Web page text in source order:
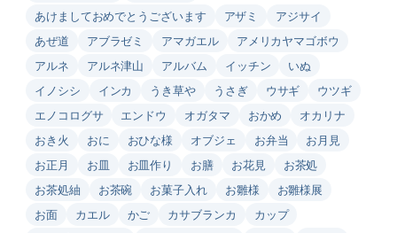
あけましておめでとうございます
アザミ
アジサイ
あぜ道
アブラゼミ アマガエル
アメリカヤマゴボウ
アルネ
アルネ津山 アルバム イッチン
いぬ
イノシシ
インカ うき草や うさぎ ウサギ
ウツギ
エノコログサ
エンドウ オガタマ おかめ
オカリナ
おき火
おに おひな様 オブジェ お弁当
お月見
お正月
お皿 お皿作り お膳 お花見
お茶処
お茶処紬
お茶碗 お菓子入れ お雛様
お雛様展
お面
カエル かご カサブランカ
カップ